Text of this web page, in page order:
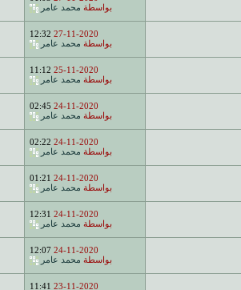
بواسطة محمد عامر
27-11-2020
12:32
بواسطة محمد عامر
25-11-2020
11:12
بواسطة محمد عامر
24-11-2020
02:45
بواسطة محمد عامر
24-11-2020
02:22
بواسطة محمد عامر
24-11-2020
01:21
بواسطة محمد عامر
24-11-2020
12:31
بواسطة محمد عامر
24-11-2020
12:07
بواسطة محمد عامر
23-11-2020
11:41